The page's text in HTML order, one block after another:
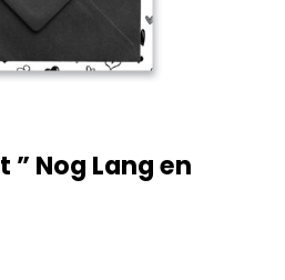
Nog Lang en